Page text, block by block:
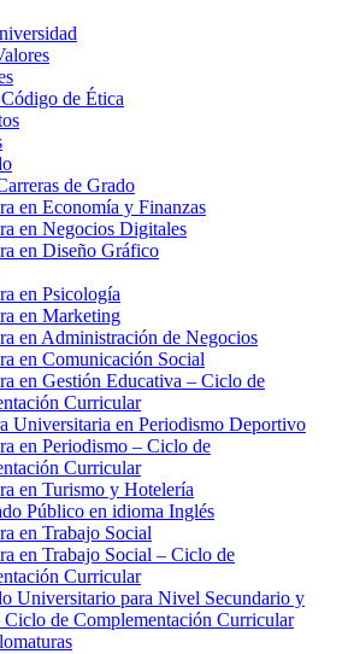
de Ética
de Grado
en Economía y Finanzas
en Negocios Digitales
en Diseño Gráfico
en Psicología
en Marketing
en Administración de Negocios
en Comunicación Social
en Gestión Educativa – Ciclo de
Curricular
Universitaria en Periodismo Deportivo
en Periodismo – Ciclo de
Curricular
en Turismo y Hotelería
Público en idioma Inglés
en Trabajo Social
en Trabajo Social – Ciclo de
Curricular
Universitario para Nivel Secundario y
Ciclo de Complementación Curricular